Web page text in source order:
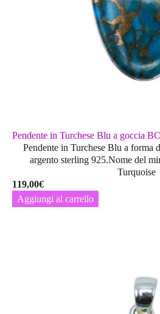
Pendente in Turchese Blu a goccia
Pendente in Turchese Blu a forma
argento sterling 925.Nome del
Turquoise
119,00€
Aggiungi al carrello